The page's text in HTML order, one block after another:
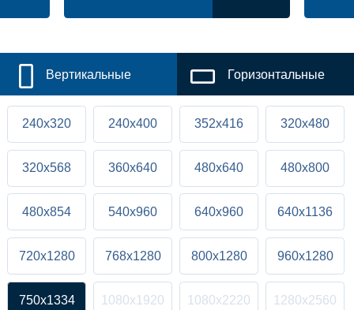
Вертикальные Горизонтальные
240x320 240x400 352x416 320x480
320x568 360x640 480x640 480x800
480x854 540x960 640x960 640x1136
720x1280 768x1280 800x1280 960x1280
750x1334 1080x1920 1080x2220 1280x2560